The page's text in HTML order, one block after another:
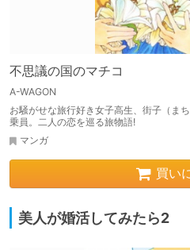
不思議の国のマチコ
A-WAGON
お騒がせな旅行好き女子高生、街子（ま
乗員。二人の恋を巡る旅物語!
マンガ
買い
美人が婚活してみたら2